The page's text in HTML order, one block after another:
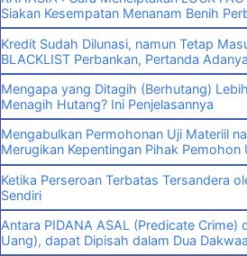
Siakan Kesempatan Menanam Benih
Kredit Sudah Dilunasi, namun Tetap
BLACKLIST Perbankan, Pertanda
Mengapa yang Ditagih (Berhutang)
Menagih Hutang? Ini Penjelasannya
Mengabulkan Permohonan Uji Materiil
Merugikan Kepentingan Pihak Pemohon
Ketika Perseroan Terbatas Tersandera
Sendiri
Antara PIDANA ASAL (Predicate Crime)
Uang), dapat Dipisah dalam Dua